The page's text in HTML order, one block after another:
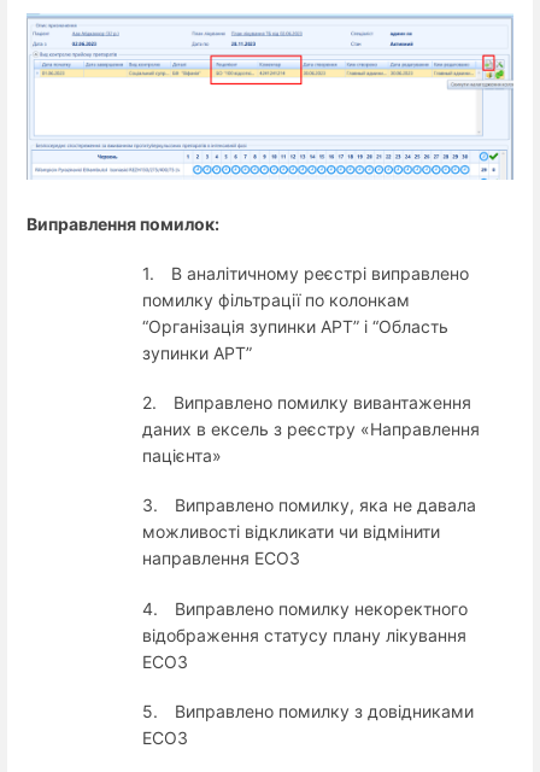
Виправлення помилок:
1.
В аналітичному реєстрі виправлено
помилку фільтрації по колонкам
“Організація зупинки АРТ” і “Область
зупинки АРТ”
2.
Виправлено помилку вивантаження
даних в ексель з реєстру «Направлення
пацієнта»
3.
Виправлено помилку, яка не давала
можливості відкликати чи відмінити
направлення ЕСОЗ
4.
Виправлено помилку некоректного
відображення статусу плану лікування
ЕСОЗ
5.
Виправлено помилку з довідниками
ЕСОЗ